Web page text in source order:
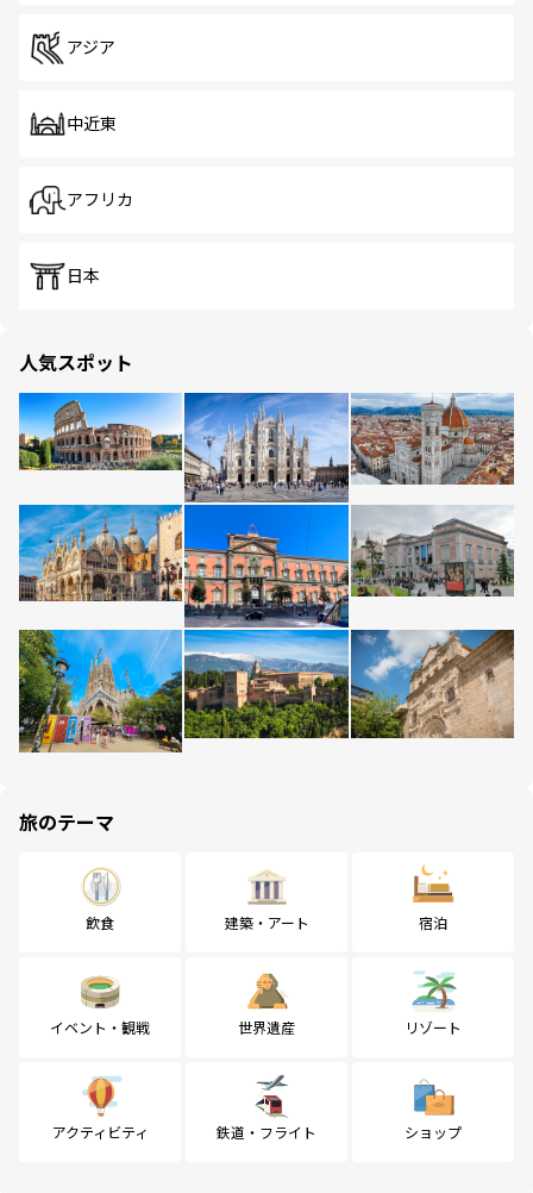
アジア
中近東
アフリカ
日本
人気スポット
旅のテーマ
飲食 建築・アート 宿泊
イベント・観戦 世界遺産 リゾート
アクティビティ 鉄道・フライト ショップ